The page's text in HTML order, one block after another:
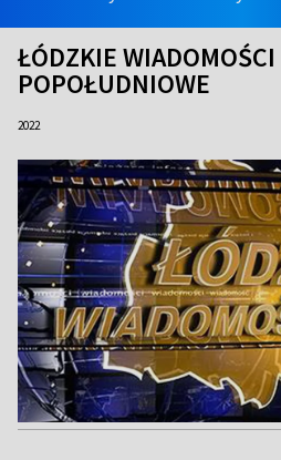
ŁÓDZKIE
POPOŁUDNIOWE
2022